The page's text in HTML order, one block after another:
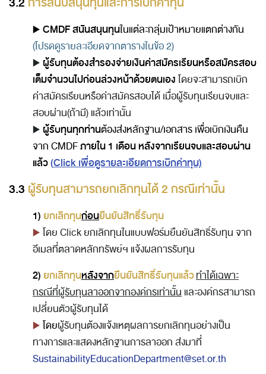
▶️CMDF สนันสนุนทุนในแต่ละกลุ่มเป้าหมายแตกต่างกัน
(โปรดดูรายละเอียดจากตารางในข้อ 2)
▶️ผู้รับทุนต้องสำรองจ่ายเงินค่าสมัครเรียนหรือสมัครสอบ
เต็มจำนวนไปก่อนล่วงหน้าด้วยตนเองโดยจะสามารถเบิก
ค่าสมัครเรียนหรือค่าสมัครสอบได้ เมื่อผู้รับทุนเรียนจบและ
สอบผ่าน(ถ้ามี)แล้วเท่านั้น
▶️ผู้รับทุนทุกท่านต้องส่งหลักฐาน/เอกสาร เพื่อเบิกเงินคืน
จาก CMDFภายใน 1 เดือน หลังจากเรียนจบและสอบผ่าน
แล้ว(Click เพื่อดูรายละเอียดการเบิกค่าทุน)
3.3 ผู้รับทุนสามารถยกเลิกทุนได้ 2 กรณีเท่านั้น
1)ยกเลิกทุนก่อนยืนยันสิทธิ์รับทุน
▶️โดย Click ยกเลิกทุนในแบบฟอร์มยืนยันสิทธิ์รับทุน จาก
อีเมลที่ตลาดหลักทรัพย์ฯ แจ้งผลการรับทุน
2)ยกเลิกทุนหลังจากยืนยันสิทธิ์รับทุนแล้วทำได้เฉพาะ
กรณีที่ผู้รับทุนลาออกจากองค์กรเท่านั้นและองค์กรสามารถ
เปลี่ยนตัวผู้รับทุนได้
▶️โดยผู้รับทุนต้องแจ้งเหตุผลการยกเลิกทุนอย่างเป็น
ทางการและแสดงหลักฐานการลาออก ส่งมาที่
SustainabilityEducationDepartment@set.or.th